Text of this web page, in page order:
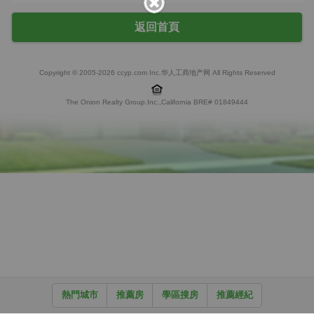
返回首頁
熱門城市 推薦房 學區搜房 推薦經紀
Copyright © 2005-2026 ccyp.com Inc.华人工商地产网 All Rights Reserved
The Onion Realty Group.Inc.,California BRE# 01849444